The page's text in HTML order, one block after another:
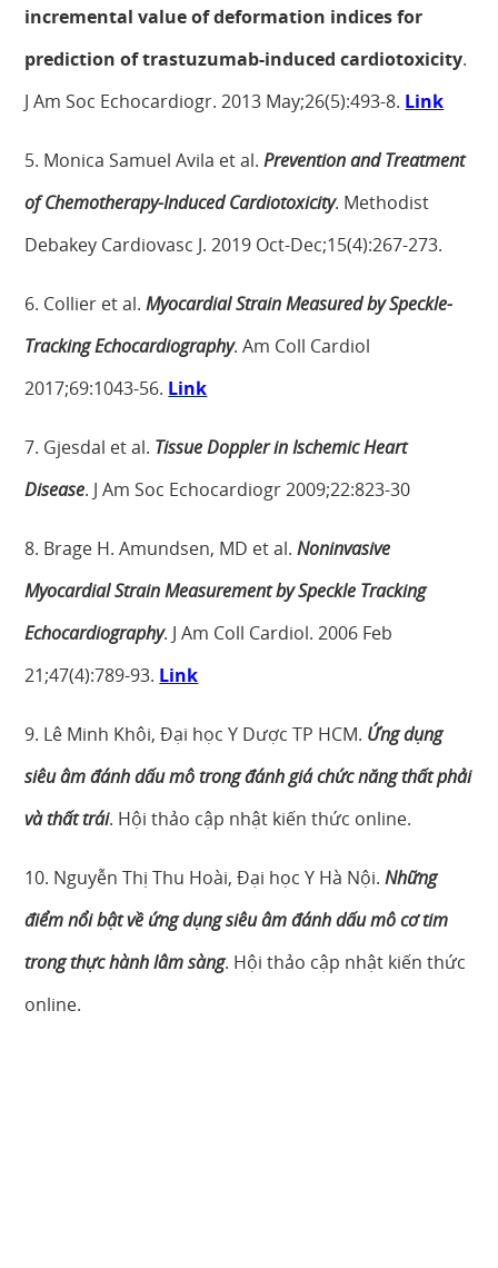
incremental value of deformation indices for
prediction of trastuzumab-induced cardiotoxicity.
J Am Soc Echocardiogr. 2013 May;26(5):493-8. Link
5. Monica Samuel Avila et al.Prevention and Treatment
of Chemotherapy-Induced Cardiotoxicity. Methodist
Debakey Cardiovasc J. 2019 Oct-Dec;15(4):267-273.
6. Collier et al.Myocardial Strain Measured by Speckle-
Tracking Echocardiography. Am Coll Cardiol
2017;69:1043-56. Link
7. Gjesdal et al. Tissue Doppler in Ischemic Heart
Disease. J Am Soc Echocardiogr 2009;22:823-30
8. Brage H. Amundsen, MD et al.Noninvasive
Myocardial Strain Measurement by Speckle Tracking
Echocardiography. J Am Coll Cardiol. 2006 Feb
21;47(4):789-93. Link
9. Lê Minh Khôi, Đại học Y Dược TP HCM. Ứng dụng
siêu âm đánh dấu mô trong đánh giá chức năng thất phải
và thất trái. Hội thảo cập nhật kiến thức online.
10. Nguyễn Thị Thu Hoài, Đại học Y Hà Nội.Những
điểm nổi bật về ứng dụng siêu âm đánh dấu mô cơ tim
trong thực hành lâm sàng. Hội thảo cập nhật kiến thức
online.